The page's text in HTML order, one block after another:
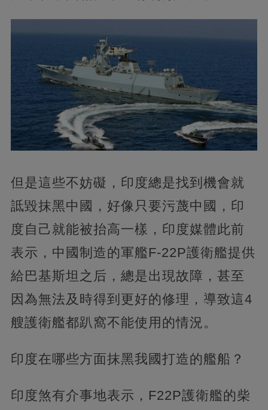
但是這些不妨礙，印度總是找到機會就
詆毀抹黑中國，好像只要污蔑中國，印
度自己就能被抬高一樣，印度媒體此前
表示，中國制造的軍艦F-22P護衛艦提供
給巴基斯坦之后，總是出現故障，甚至
因為無法及時得到更好的修理，導致這4
艘護衛艦都趴窩不能使用的情況。
印度在哪些方面抹黑我國打造的艦船？
印度煞有介事地表示，F22P護衛艦的柴